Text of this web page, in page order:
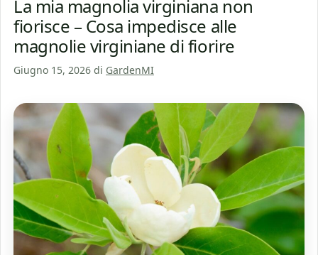
La mia magnolia virginiana non
fiorisce – Cosa impedisce alle
magnolie virginiane di fiorire
Giugno 15, 2026 di GardenMI